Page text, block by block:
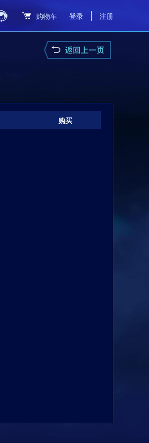
购物车 登录 注册
购买